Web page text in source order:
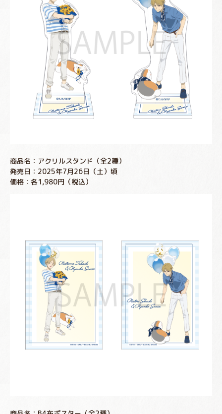
商品名：アクリルスタンド（全2種）
発売日：2025年7月26日（土）頃
価格：各1,980円（税込）